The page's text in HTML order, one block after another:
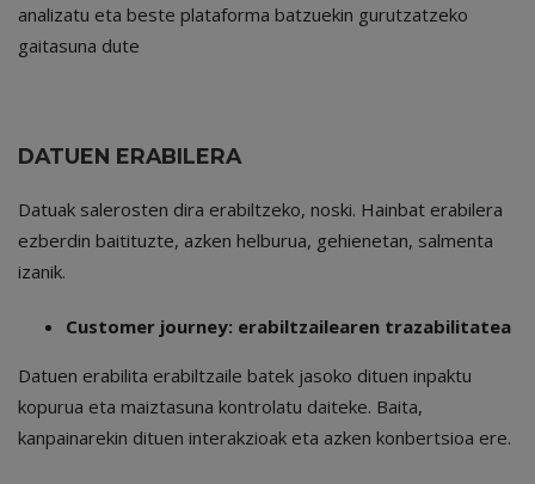
analizatu eta beste plataforma batzuekin gurutzatzeko
gaitasuna dute
DATUEN ERABILERA
Datuak salerosten dira erabiltzeko, noski. Hainbat erabilera
ezberdin baitituzte, azken helburua, gehienetan, salmenta
izanik.
Customer journey: erabiltzailearen trazabilitatea
Datuen erabilita erabiltzaile batek jasoko dituen inpaktu
kopurua eta maiztasuna kontrolatu daiteke. Baita,
kanpainarekin dituen interakzioak eta azken konbertsioa ere.